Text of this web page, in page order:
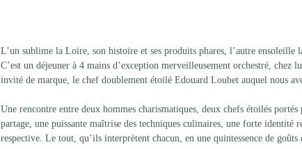
L’un sublime la Loire, son histoire et ses produits phares, l’autre ensoleille
C’est un déjeuner à 4 mains d’exception merveilleusement orchestré,
invité de marque, le chef doublement étoilé Edouard Loubet auquel nous
Une rencontre entre deux hommes charismatiques, deux chefs étoilés
partage, une puissante maîtrise des techniques culinaires, une forte identité
respective. Le tout, qu’ils interprètent chacun, en une quintessence de goûts